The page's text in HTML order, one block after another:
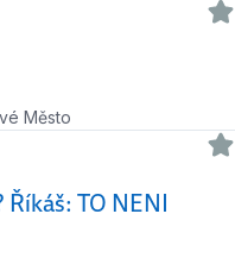
Město
Říkáš: TO NENI